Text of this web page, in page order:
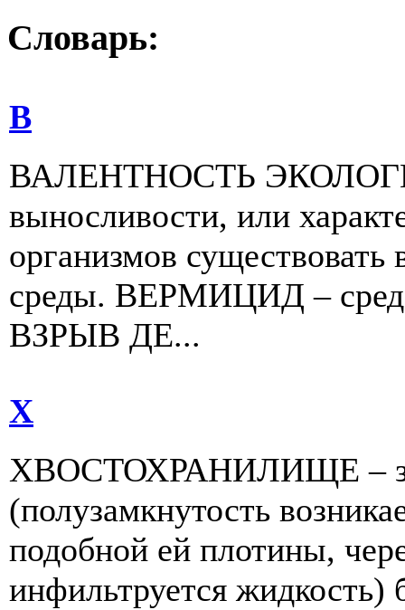
Словарь:
В
ВАЛЕНТНОСТЬ
выносливости, или
организмов существовать
среды. ВЕРМИЦИД –
ВЗРЫВ ДЕ...
Х
ХВОСТОХРАНИЛИЩЕ –
(полузамкнутость
подобной ей плотины,
инфильтруется жидкость)